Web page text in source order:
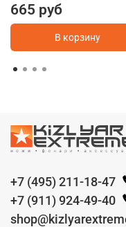
665 руб
В корзину
+7 (495) 211-18-47
+7 (911) 924-49-40